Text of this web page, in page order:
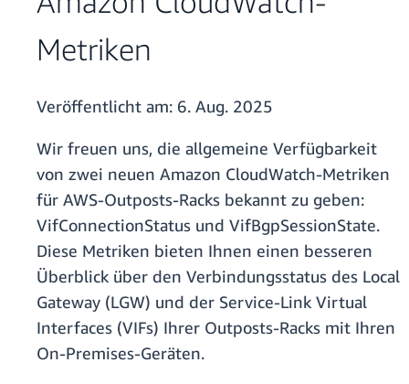
Metriken
Veröffentlicht am: 6. Aug. 2025
Wir freuen uns, die allgemeine Verfügbarkeit
von zwei neuen Amazon CloudWatch-Metriken
für AWS-Outposts-Racks bekannt zu geben:
VifConnectionStatus und VifBgpSessionState.
Diese Metriken bieten Ihnen einen besseren
Überblick über den Verbindungsstatus des Local
Gateway (LGW) und der Service-Link Virtual
Interfaces (VIFs) Ihrer Outposts-Racks mit Ihren
On-Premises-Geräten.